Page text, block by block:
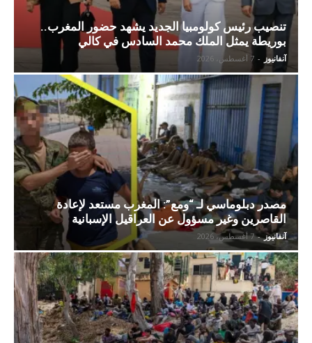
تنصيب رئيس كولومبيا الجديد يشهد حضور المغرب..
بوريطة يمثل الملك محمد السادس في كالي
آنفانيوز - 7 أغسطس، 2026
مصدر دبلوماسي لـ “ومع”: المغرب مستعد لإعادة
القاصرين وغير مسؤول عن العراقيل الإسبانية
آنفانيوز - 7 أغسطس، 2026